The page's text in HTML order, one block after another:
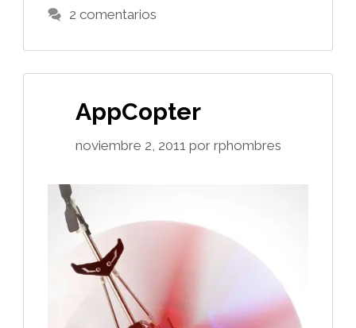
2 comentarios
AppCopter
noviembre 2, 2011 por rphombres